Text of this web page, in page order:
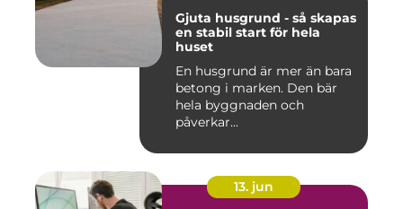
Gjuta husgrund - så skapas
en stabil start för hela
huset
En husgrund är mer än bara
betong i marken. Den bär
hela byggnaden och
påverkar...
13. jun